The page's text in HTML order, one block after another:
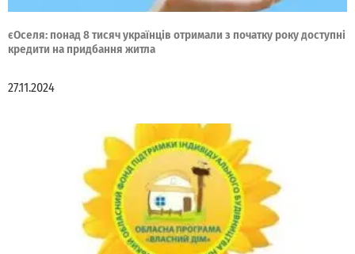
єОселя: понад 8 тисяч українців отримали з початку року доступні
кредити на придбання житла
27.11.2024